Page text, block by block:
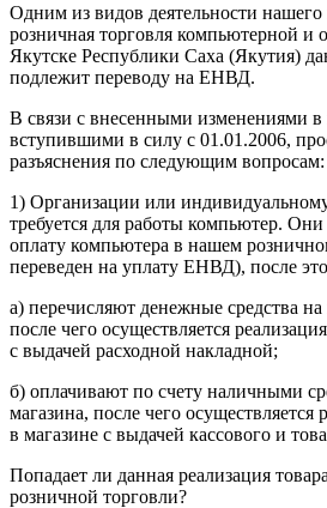
Одним из видов деятельности нашего
розничная торговля компьютерной и
Якутске Республики Саха (Якутия)
подлежит переводу на ЕНВД.
В связи с внесенными изменениями
вступившими в силу с 01.01.2006,
разъяснения по следующим вопросам:
1) Организации или
требуется для работы компьютер.
оплату компьютера в нашем
переведен на уплату ЕНВД), после
а) перечисляют денежные средства
после чего осуществляется
с выдачей расходной накладной;
б) оплачивают по счету наличными
магазина, после чего осуществляется
в магазине с выдачей кассового и
Попадает ли данная реализация
розничной торговли?